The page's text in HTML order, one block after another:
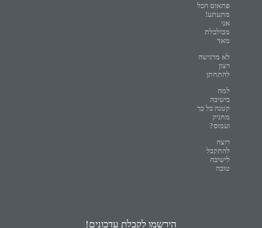
פתאום הכל
מתעתע!
אני
מבולבלת
מאד
לא מרגישה
רצון
להתחתן
למה
בישיבה
קטנה כל כך
מחניק
ועמוס?
רוצה
להתקבל
לישיבה
טובה
הירשמו לקבלת עדכונים!